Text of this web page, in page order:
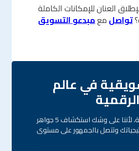
العنان للإمكانات الكاملة
تواصل معمبدعو التسويق
في عالم
جهز بوصلتك الرقمية، لأننا على وشك استكشاف 5 جواهر
وتتصل بالجمهور على مستوى